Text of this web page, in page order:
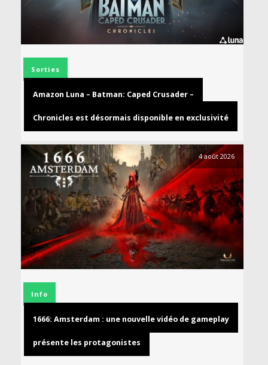
Sorties
Amazon Luna – Batman: Caped Crusader –
Chronicles est désormais disponible en exclusivité
4 août 2026
Info
1666: Amsterdam : une nouvelle vidéo de gameplay
présente les protagonistes